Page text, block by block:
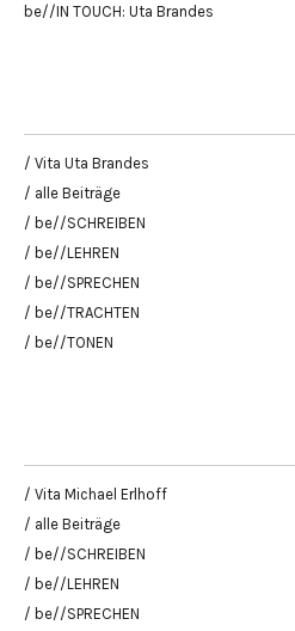
be//IN TOUCH: Uta Brandes
/ Vita Uta Brandes
/ alle Beiträge
/ be//SCHREIBEN
/ be//LEHREN
/ be//SPRECHEN
/ be//TRACHTEN
/ be//TONEN
/ Vita Michael Erlhoff
/ alle Beiträge
/ be//SCHREIBEN
/ be//LEHREN
/ be//SPRECHEN